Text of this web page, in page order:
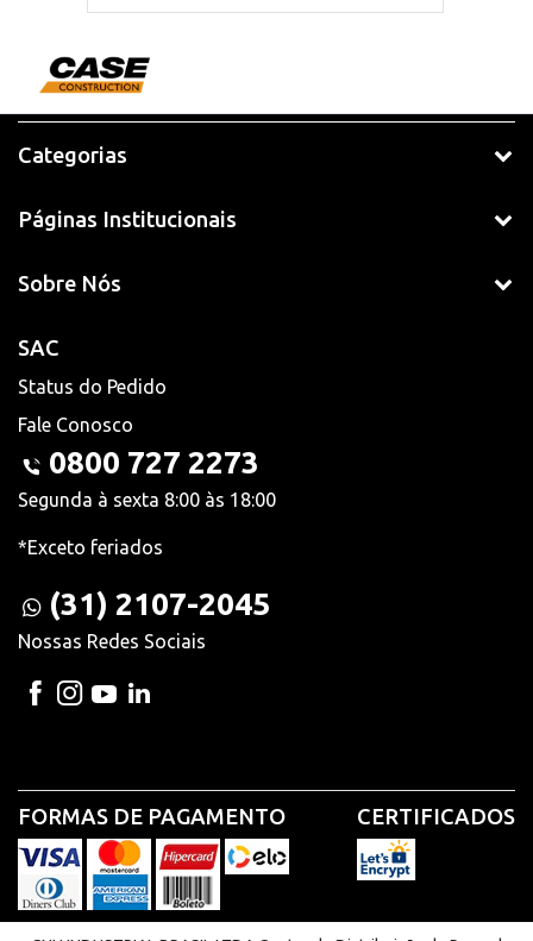
Categorias
Páginas Institucionais
Sobre Nós
SAC
Status do Pedido
Fale Conosco
0800 727 2273
Segunda à sexta 8:00 às 18:00
*Exceto feriados
(31) 2107-2045
Nossas Redes Sociais
FORMAS DE PAGAMENTO CERTIFICADOS